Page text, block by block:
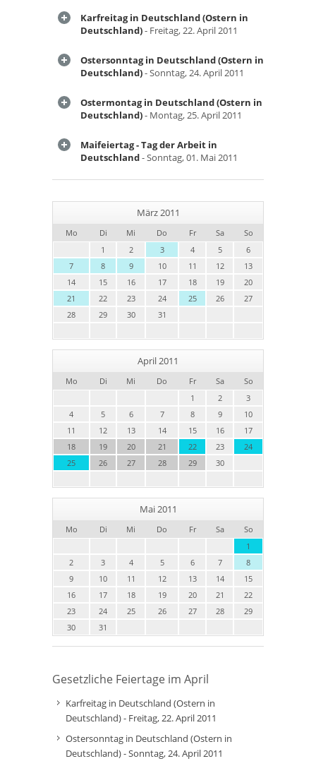
Karfreitag in Deutschland (Ostern in
Deutschland)- Freitag, 22. April 2011
Ostersonntag in Deutschland (Ostern in
Deutschland)- Sonntag, 24. April 2011
Ostermontag in Deutschland (Ostern in
Deutschland)- Montag, 25. April 2011
Maifeiertag - Tag der Arbeit in
Deutschland- Sonntag, 01. Mai 2011
März 2011
Mo Di Mi Do Fr Sa
So
1
2 3 4 5
6
7
8 9 10 11 12
13
14
15 16 17 18 19
20
21
22 23 24 25 26
27
28
29 30 31
April 2011
Mo Di Mi Do Fr Sa
So
1
2
3
4
5 6 7 8 9
10
11
12 13 14 15 16
17
18
19 20 21 22 23
24
25
26 27 28 29 30
Mai 2011
Mo Di Mi Do Fr Sa
So
1
2
3 4 5 6 7
8
9
10 11 12 13 14
15
16
17 18 19 20 21
22
23
24 25 26 27 28
29
30
31
Gesetzliche Feiertage im April
Karfreitag in Deutschland (Ostern in
Deutschland) - Freitag, 22. April 2011
Ostersonntag in Deutschland (Ostern in
Deutschland) - Sonntag, 24. April 2011